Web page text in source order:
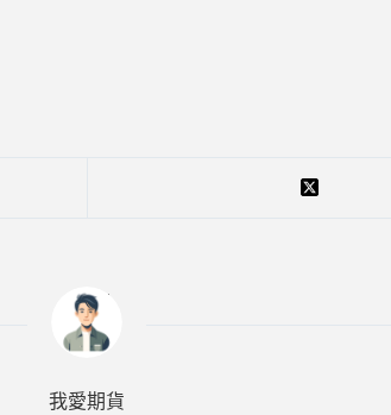
我愛期貨